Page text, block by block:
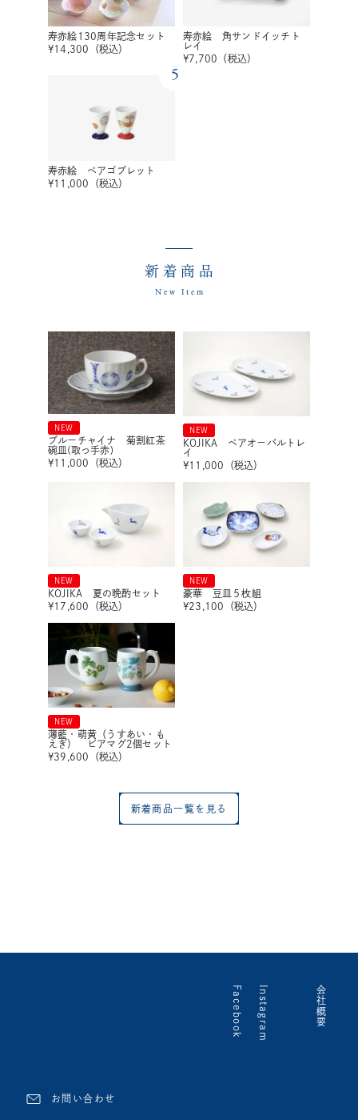
寿赤絵130周年記念セット
¥14,300 （税込）
寿赤絵 角サンドイッチト
レイ
¥7,700 （税込）
5
寿赤絵 ペアゴブレット
¥11,000 （税込）
新着商品
New Item
NEW
ブルーチャイナ 菊割紅茶
碗皿(取っ手赤)
¥11,000 （税込）
NEW
KOJIKA ペアオーバルトレ
イ
¥11,000 （税込）
NEW
KOJIKA 夏の晩酌セット
¥17,600 （税込）
NEW
豪華 豆皿５枚組
¥23,100 （税込）
NEW
薄藍・萌黄（うすあい・も
えぎ） ビアマグ2個セット
¥39,600 （税込）
新着商品一覧を見る
会社概要
Instagram
Facebook
お問い合わせ